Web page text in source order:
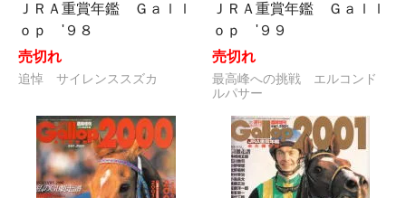
ＪＲＡ重賞年鑑 Ｇａｌｌ
ｏｐ '９８
売切れ
追悼 サイレンススズカ
ＪＲＡ重賞年鑑 Ｇａｌｌ
ｏｐ '９９
売切れ
最高峰への挑戦 エルコンド
ルパサー